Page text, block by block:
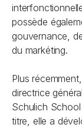
possède
gouvernance,
du markéting.
Plus
directrice
Schulich
titre, elle a